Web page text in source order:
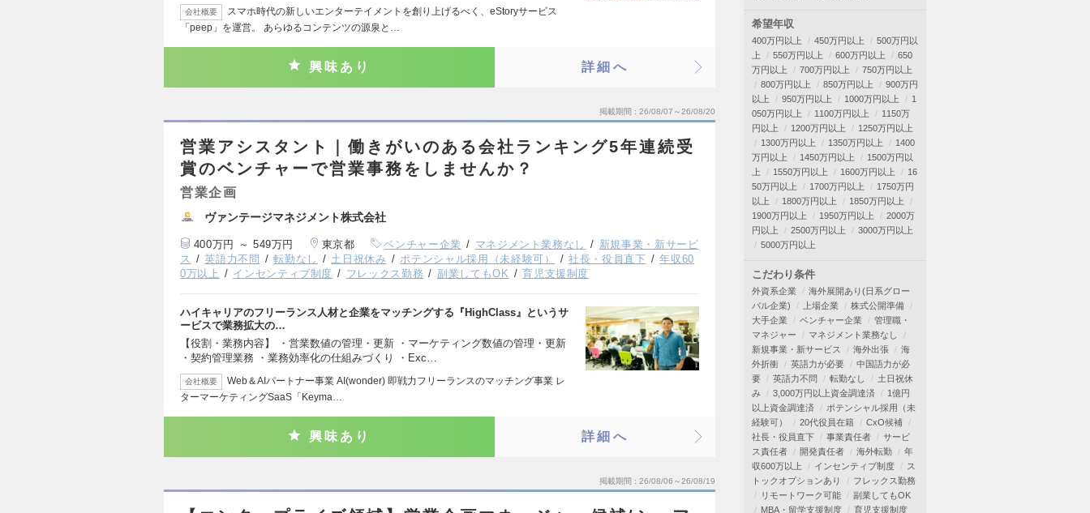
会社概要
スマホ時代の新しいエンターテイメントを創り上げるべく、eStoryサービス
「peep」を運営。 あらゆるコンテンツの源泉と…
興味あり 詳細へ
掲載期間 26/08/07～26/08/20
営業アシスタント｜働きがいのある会社ランキング5年連続受
賞のベンチャーで営業事務をしませんか？
営業企画
ヴァンテージマネジメント株式会社
400万円 ～ 549万円 東京都 ベンチャー企業 マネジメント業務なし
新規事業・新サービ
ス
英語力不問 転勤なし 土日祝休み ポテンシャル採用（未経験可） 社長・役員直下
年収60
0万以上
インセンティブ制度 フレックス勤務 副業してもOK 育児支援制度
ハイキャリアのフリーランス人材と企業をマッチングする『HighClass』というサ
ービスで業務拡大の…
【役割・業務内容】 ・営業数値の管理・更新 ・マーケティング数値の管理・更新
・契約管理業務 ・業務効率化の仕組みづくり ・Exc…
会社概要
Web＆AIパートナー事業 AI(wonder) 即戦力フリーランスのマッチング事業 レ
ターマーケティングSaaS「Keyma…
興味あり 詳細へ
掲載期間 26/08/06～26/08/19
希望年収
400万円以上 450万円以上
500万円以
上
550万円以上 600万円以上
650
万円以上
700万円以上
750万円以上
800万円以上
850万円以上
900万円
以上
950万円以上 1000万円以上
1
050万円以上
1100万円以上
1150万
円以上
1200万円以上
1250万円以上
1300万円以上
1350万円以上
1400
万円以上
1450万円以上
1500万円以
上
1550万円以上 1600万円以上
16
50万円以上
1700万円以上
1750万円
以上
1800万円以上
1850万円以上
1900万円以上
1950万円以上
2000万
円以上
2500万円以上
3000万円以上
5000万円以上
こだわり条件
外資系企業
海外展開あり(日系グロー
バル企業)
上場企業
株式公開準備
大手企業
ベンチャー企業
管理職・
マネジャー
マネジメント業務なし
新規事業・新サービス
海外出張
海
外折衝
英語力が必要
中国語力が必
要
英語力不問 転勤なし
土日祝休
み
3,000万円以上資金調達済
1億円
以上資金調達済
ポテンシャル採用（未
経験可）
20代役員在籍
CxO候補
社長・役員直下
事業責任者
サービ
ス責任者
開発責任者 海外転勤
年
収600万以上
インセンティブ制度
ス
トックオプションあり
フレックス勤務
リモートワーク可能
副業してもOK
MBA・留学支援制度
育児支援制度